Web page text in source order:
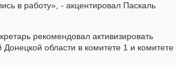
в работу», - акцентировал Паскаль
рекомендовал активизировать
Донецкой области в комитете 1 и комитете